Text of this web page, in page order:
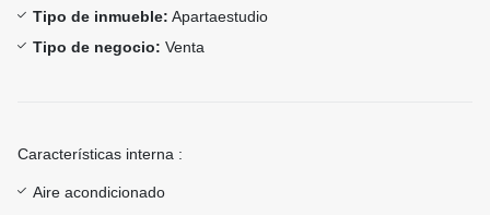
Tipo de inmueble: Apartaestudio
Tipo de negocio: Venta
Características interna :
Aire acondicionado